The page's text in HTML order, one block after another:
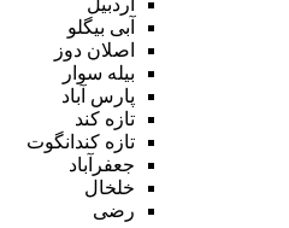
آبی بیگلو
اصلان دوز
بیله سوار
پارس آباد
تازه کند
تازه کندانگوت
جعفرآباد
خلخال
رضی